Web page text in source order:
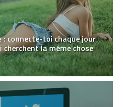
connecte-toi chaque jour
cherchent la même chose